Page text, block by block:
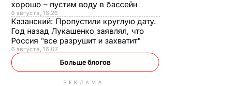
хорошо – пустим воду в бассейн
6 августа, 16.26
Казанский: Пропустили круглую дату.
Год назад Лукашенко заявлял, что
Россия "все разрушит и захватит"
6 августа, 16.07
Больше блогов
РЕКЛАМА